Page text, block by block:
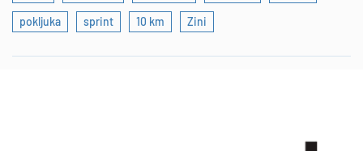
pokljuka sprint 10 km Zini